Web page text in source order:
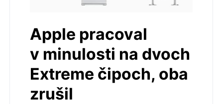
Apple pracoval
v minulosti na dvoch
Extreme čipoch, oba
zrušil